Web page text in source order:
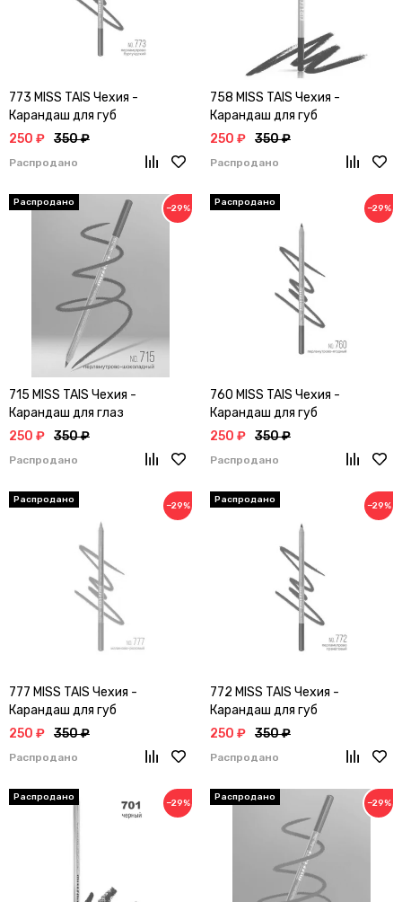
773 MISS TAIS Чехия -
Карандаш для губ
250 ₽ 350 ₽
Распродано
758 MISS TAIS Чехия -
Карандаш для губ
250 ₽ 350 ₽
Распродано
−29%
715 MISS TAIS Чехия -
Карандаш для глаз
250 ₽ 350 ₽
Распродано
−29%
760 MISS TAIS Чехия -
Карандаш для губ
250 ₽ 350 ₽
Распродано
−29%
777 MISS TAIS Чехия -
Карандаш для губ
250 ₽ 350 ₽
Распродано
−29%
772 MISS TAIS Чехия -
Карандаш для губ
250 ₽ 350 ₽
Распродано
−29% −29%